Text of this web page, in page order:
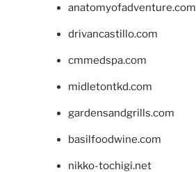
anatomyofadventure.com
drivancastillo.com
cmmedspa.com
midletontkd.com
gardensandgrills.com
basilfoodwine.com
nikko-tochigi.net